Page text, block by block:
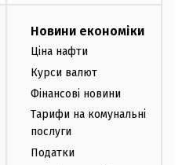
Новини економіки
Ціна нафти
Курси валют
Фінансові новини
Тарифи на комунальні
послуги
Податки